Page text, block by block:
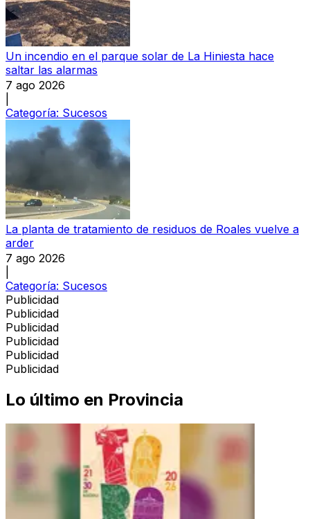
Un incendio en el parque solar de La Hiniesta hace
saltar las alarmas
7 ago 2026
Categoría: Sucesos
La planta de tratamiento de residuos de Roales vuelve a
arder
7 ago 2026
Categoría: Sucesos
Publicidad
Publicidad
Publicidad
Publicidad
Publicidad
Publicidad
Lo último en Provincia